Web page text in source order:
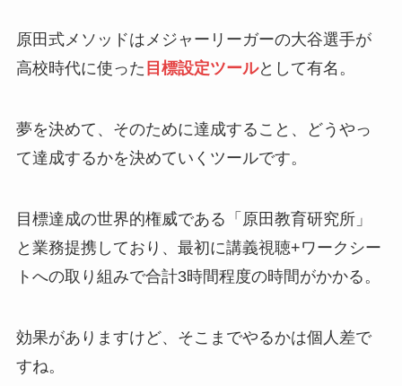
原田式メソッドはメジャーリーガーの大谷選手が
高校時代に使った 目標設定ツールとして有名。
夢を決めて、そのために達成すること、どうやっ
て達成するかを決めていくツールです。
目標達成の世界的権威である「原田教育研究所」
と業務提携しており、最初に講義視聴+ワークシー
トへの取り組みで合計3時間程度の時間がかかる。
効果がありますけど、そこまでやるかは個人差で
すね。